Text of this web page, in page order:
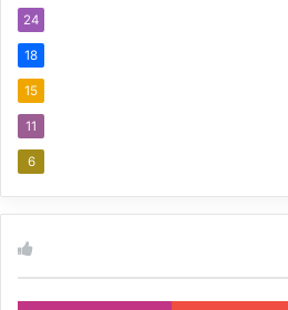
24
18
15
11
6